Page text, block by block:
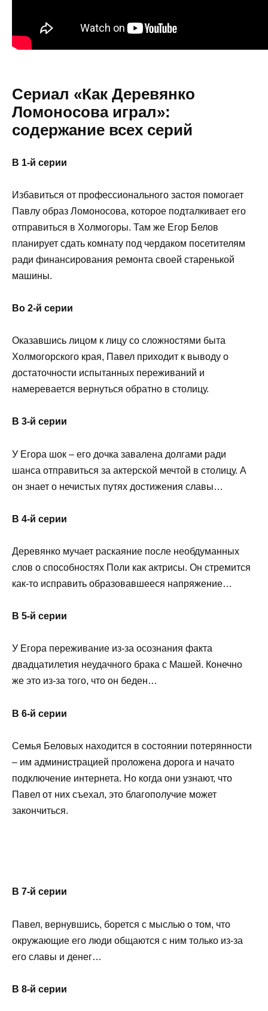
Сериал «Как Деревянко
Ломоносова играл»:
содержание всех серий
В 1-й серии
Избавиться от профессионального застоя помогает
Павлу образ Ломоносова, которое подталкивает его
отправиться в Холмогоры. Там же Егор Белов
планирует сдать комнату под чердаком посетителям
ради финансирования ремонта своей старенькой
машины.
Во 2-й серии
Оказавшись лицом к лицу со сложностями быта
Холмогорского края, Павел приходит к выводу о
достаточности испытанных переживаний и
намеревается вернуться обратно в столицу.
В 3-й серии
У Егора шок – его дочка завалена долгами ради
шанса отправиться за актерской мечтой в столицу. А
он знает о нечистых путях достижения славы…
В 4-й серии
Деревянко мучает раскаяние после необдуманных
слов о способностях Поли как актрисы. Он стремится
как-то исправить образовавшееся напряжение…
В 5-й серии
У Егора переживание из-за осознания факта
двадцатилетия неудачного брака с Машей. Конечно
же это из-за того, что он беден…
В 6-й серии
Семья Беловых находится в состоянии потерянности
– им администрацией проложена дорога и начато
подключение интернета. Но когда они узнают, что
Павел от них съехал, это благополучие может
закончиться.
В 7-й серии
Павел, вернувшись, борется с мыслью о том, что
окружающие его люди общаются с ним только из-за
его славы и денег…
В 8-й серии